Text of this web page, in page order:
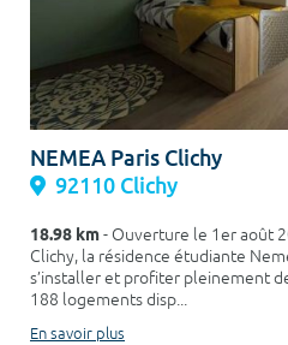
NEMEA Paris Clichy
92110 Clichy
18.98 km- Ouverture le 1er août
Clichy, la résidence étudiante
s’installer et profiter pleinement
188 logements disp...
En savoir plus